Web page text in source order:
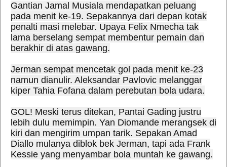
Gantian Jamal Musiala mendapatkan peluang
pada menit ke-19. Sepakannya dari depan kotak
penalti masi melebar. Upaya Felix Nmecha tak
lama berselang sempat membentur pemain dan
berakhir di atas gawang.
Jerman sempat mencetak gol pada menit ke-23
namun dianulir. Aleksandar Pavlovic melanggar
kiper Tahia Fofana dalam perebutan bola udara.
GOL! Meski terus ditekan, Pantai Gading justru
lebih dulu memimpin. Yan Diomande merangsek di
kiri dan mengirim umpan tarik. Sepakan Amad
Diallo mulanya diblok bek Jerman, tapi ada Frank
Kessie yang menyambar bola muntah ke gawang.